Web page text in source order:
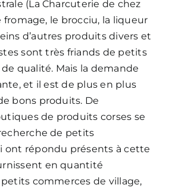
(La Charcuterie de chez
fromage, le brocciu, la liqueur
d’autres produits divers et
sont très friands de petits
qualité. Mais la demande
et il est de plus en plus
bons produits. De
de produits corses se
de petits
ont répondu présents à cette
en quantité
commerces de village,